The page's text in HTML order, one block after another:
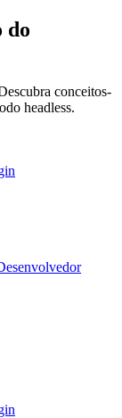
do
conceitos-
headless.